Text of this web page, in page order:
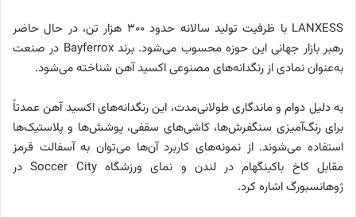
LANXESS با ظرفیت تولید سالانه حدود ۳۰۰ هزار تن، در حال حاضر
رهبر بازار جهانی این حوزه محسوب می‌شود. برند Bayferrox در صنعت
به‌عنوان نمادی از رنگدانه‌های مصنوعی اکسید آهن شناخته می‌شود.
به دلیل دوام و ماندگاری طولانی‌مدت، این رنگدانه‌های اکسید آهن عمدتاً
برای رنگ‌آمیزی سنگفرش‌ها، کاشی‌های سقفی، پوشش‌ها و پلاستیک‌ها
استفاده می‌شوند. از نمونه‌های کاربرد آن‌ها می‌توان به آسفالت قرمز
مقابل کاخ باکینگهام در لندن و نمای ورزشگاه Soccer City در
ژوهانسبورگ اشاره کرد.